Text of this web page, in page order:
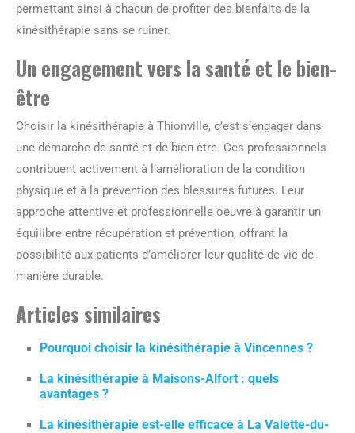
permettant ainsi à chacun de profiter des bienfaits de la
kinésithérapie sans se ruiner.
Un engagement vers la santé et le bien-
être
Choisir la kinésithérapie à Thionville, c’est s’engager dans
une démarche de santé et de bien-être. Ces professionnels
contribuent activement à l’amélioration de la condition
physique et à la prévention des blessures futures. Leur
approche attentive et professionnelle oeuvre à garantir un
équilibre entre récupération et prévention, offrant la
possibilité aux patients d’améliorer leur qualité de vie de
manière durable.
Articles similaires
Pourquoi choisir la kinésithérapie à Vincennes ?
La kinésithérapie à Maisons-Alfort : quels
avantages ?
La kinésithérapie est-elle efficace à La Valette-du-